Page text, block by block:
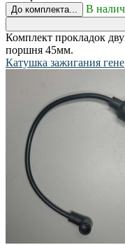
До комплекта... В
Комплект прокладок
поршня 45мм.
Катушка зажигания